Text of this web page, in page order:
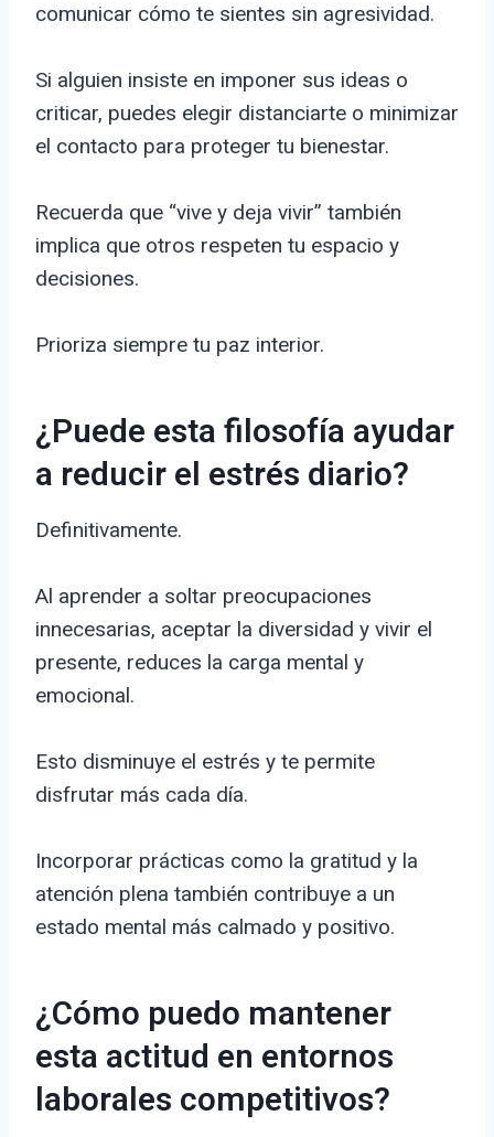
comunicar cómo te sientes sin agresividad.
Si alguien insiste en imponer sus ideas o
criticar, puedes elegir distanciarte o minimizar
el contacto para proteger tu bienestar.
Recuerda que “vive y deja vivir” también
implica que otros respeten tu espacio y
decisiones.
Prioriza siempre tu paz interior.
¿Puede esta filosofía ayudar
a reducir el estrés diario?
Definitivamente.
Al aprender a soltar preocupaciones
innecesarias, aceptar la diversidad y vivir el
presente, reduces la carga mental y
emocional.
Esto disminuye el estrés y te permite
disfrutar más cada día.
Incorporar prácticas como la gratitud y la
atención plena también contribuye a un
estado mental más calmado y positivo.
¿Cómo puedo mantener
esta actitud en entornos
laborales competitivos?